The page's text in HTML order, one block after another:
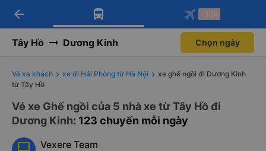
Tải app Vexere ngay!
Nhận ưu đãi thành viên độc
Mở app
Tải app Vexere
-30k/ghế khi đặt vé máy bay qua
Mở app
arrow_back -30k
Tây Hồ Dương Kinh Chọn ngày
Vé xe khách xe đi Hải Phòng từ Hà Nội
xe ghế ngồi đi Dương Kinh
từ Tây Hồ
Vé xe Ghế ngồi của 5 nhà xe từ Tây Hồ đi
Dương Kinh: 123 chuyến mỗi ngày
Vexere Team